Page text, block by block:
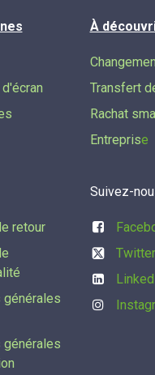
À
Transfert
Rachat
Entreprise
retour
générales
générales
Suivez-
Twitter